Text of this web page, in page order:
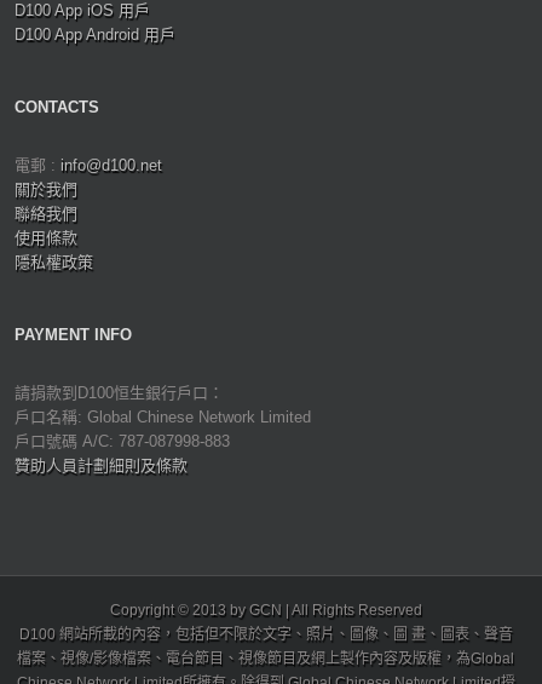
D100 App iOS 用戶
D100 App Android 用戶
CONTACTS
電郵 : info@d100.net
關於我們
聯絡我們
使用條款
隱私權政策
PAYMENT INFO
請捐款到D100恒生銀行戶口：
戶口名稱: Global Chinese Network Limited
戶口號碼 A/C: 787-087998-883
贊助人員計劃細則及條款
Copyright © 2013 by GCN | All Rights Reserved
D100 網站所載的內容，包括但不限於文字、照片、圖像、圖 畫、圖表、聲音
檔案、視像/影像檔案、電台節目、視像節目及網上製作內容及版權，為Global